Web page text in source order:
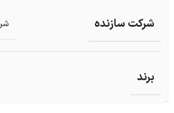
شرکت سازنده
برند